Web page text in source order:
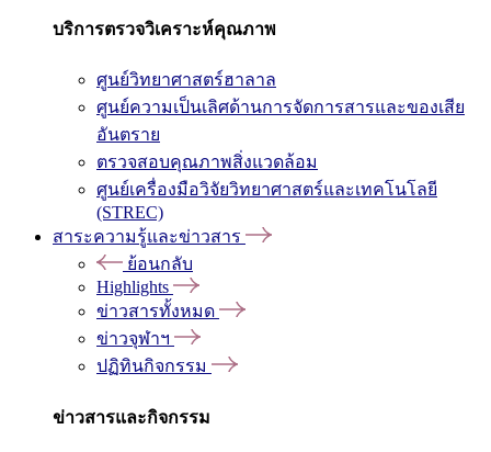
บริการตรวจวิเคราะห์คุณภาพ
ศูนย์วิทยาศาสตร์ฮาลาล
ศูนย์ความเป็นเลิศด้านการจัดการสารและของเสีย
อันตราย
ตรวจสอบคุณภาพสิ่งแวดล้อม
ศูนย์เครื่องมือวิจัยวิทยาศาสตร์และเทคโนโลยี
(STREC)
สาระความรู้และข่าวสาร
ย้อนกลับ
Highlights
ข่าวสารทั้งหมด
ข่าวจุฬาฯ
ปฏิทินกิจกรรม
ข่าวสารและกิจกรรม